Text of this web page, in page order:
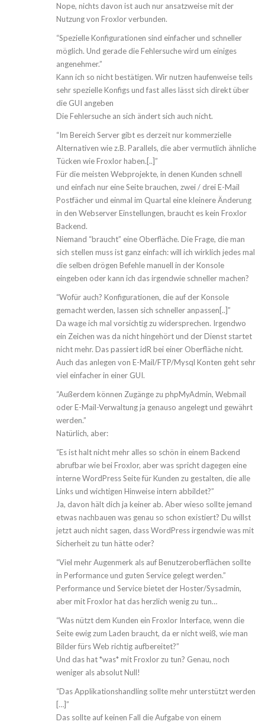
Nope, nichts davon ist auch nur ansatzweise mit der
Nutzung von Froxlor verbunden.
“Spezielle Konfigurationen sind einfacher und schneller
möglich. Und gerade die Fehlersuche wird um einiges
angenehmer.”
Kann ich so nicht bestätigen. Wir nutzen haufenweise teils
sehr spezielle Konfigs und fast alles lässt sich direkt über
die GUI angeben
Die Fehlersuche an sich ändert sich auch nicht.
“Im Bereich Server gibt es derzeit nur kommerzielle
Alternativen wie z.B. Parallels, die aber vermutlich ähnliche
Tücken wie Froxlor haben.[..]”
Für die meisten Webprojekte, in denen Kunden schnell
und einfach nur eine Seite brauchen, zwei / drei E-Mail
Postfächer und einmal im Quartal eine kleinere Änderung
in den Webserver Einstellungen, braucht es kein Froxlor
Backend.
Niemand “braucht” eine Oberfläche. Die Frage, die man
sich stellen muss ist ganz einfach: will ich wirklich jedes mal
die selben drögen Befehle manuell in der Konsole
eingeben oder kann ich das irgendwie schneller machen?
“Wofür auch? Konfigurationen, die auf der Konsole
gemacht werden, lassen sich schneller anpassen[..]”
Da wage ich mal vorsichtig zu widersprechen. Irgendwo
ein Zeichen was da nicht hingehört und der Dienst startet
nicht mehr. Das passiert idR bei einer Oberfläche nicht.
Auch das anlegen von E-Mail/FTP/Mysql Konten geht sehr
viel einfacher in einer GUI.
“Außerdem können Zugänge zu phpMyAdmin, Webmail
oder E-Mail-Verwaltung ja genauso angelegt und gewährt
werden.”
Natürlich, aber:
“Es ist halt nicht mehr alles so schön in einem Backend
abrufbar wie bei Froxlor, aber was spricht dagegen eine
interne WordPress Seite für Kunden zu gestalten, die alle
Links und wichtigen Hinweise intern abbildet?”
Ja, davon hält dich ja keiner ab. Aber wieso sollte jemand
etwas nachbauen was genau so schon existiert? Du willst
jetzt auch nicht sagen, dass WordPress irgendwie was mit
Sicherheit zu tun hätte oder?
“Viel mehr Augenmerk als auf Benutzeroberflächen sollte
in Performance und guten Service gelegt werden.”
Performance und Service bietet der Hoster/Sysadmin,
aber mit Froxlor hat das herzlich wenig zu tun…
“Was nützt dem Kunden ein Froxlor Interface, wenn die
Seite ewig zum Laden braucht, da er nicht weiß, wie man
Bilder fürs Web richtig aufbereitet?”
Und das hat *was* mit Froxlor zu tun? Genau, noch
weniger als absolut Null!
“Das Applikationshandling sollte mehr unterstützt werden
[…]”
Das sollte auf keinen Fall die Aufgabe von einem